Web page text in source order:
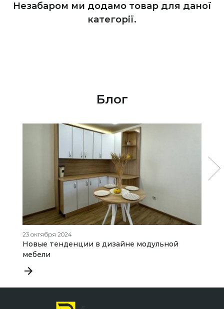
Незабаром ми додамо товар для даної
категорії.
Блог
23 октября 2024
Новые тенденции в дизайне модульной
мебели